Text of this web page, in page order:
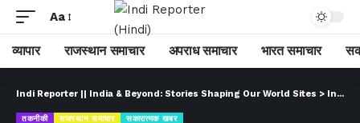
Aa
व्यापार राजस्थान समाचार अपराध समाचार भारत समाचार
Indi Reporter || India & Beyond: Stories Shaping Our World Sites > Indi Reporter (Hindi)
तकनीकी राजस्थान समाचार सकारात्मक खबर